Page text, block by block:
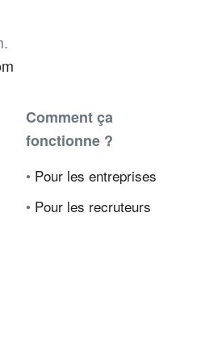
Comment ça
fonctionne ?
• Pour les entreprises
• Pour les recruteurs